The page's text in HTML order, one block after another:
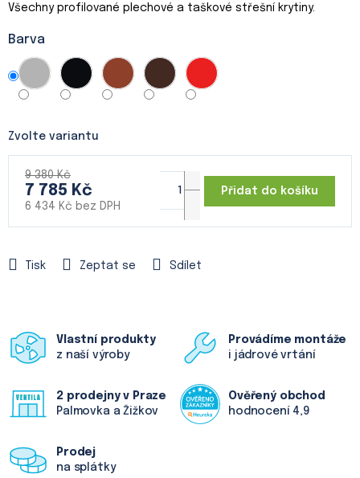
Barva
Všechny profilované plechové a taškové střešní krytiny.
Tisk Zeptat se Sdílet
Zvolte variantu
9 380 Kč
7 785 Kč
6 434 Kč bez DPH
Přidat do košíku
Vlastní produkty
z naší výroby
Provádíme montáže
i jádrové vrtání
2 prodejny v Praze
Palmovka a Žižkov
Ověřený obchod
hodnocení 4,9
Prodej
na splátky